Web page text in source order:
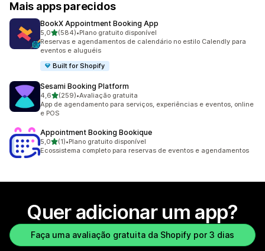
Mais apps parecidos
BookX Appointment Booking App
5,0de 5 estrelas
(584)
584 avaliações ao todo
•Plano gratuito disponível
Reservas e agendamentos de calendário no estilo Calendly para
eventos e aluguéis
Built for Shopify
Sesami Booking Platform
4,6de 5 estrelas
(259)
259 avaliações ao todo
•Avaliação gratuita
App de agendamento para serviços, experiências e eventos, online
e POS
Appointment Booking Bookique
5,0de 5 estrelas
(1)
1 avaliações ao todo
•Plano gratuito disponível
Ecossistema completo para reservas de eventos e agendamentos
Quer adicionar um app?
Faça uma avaliação gratuita da Shopify por 3 dias